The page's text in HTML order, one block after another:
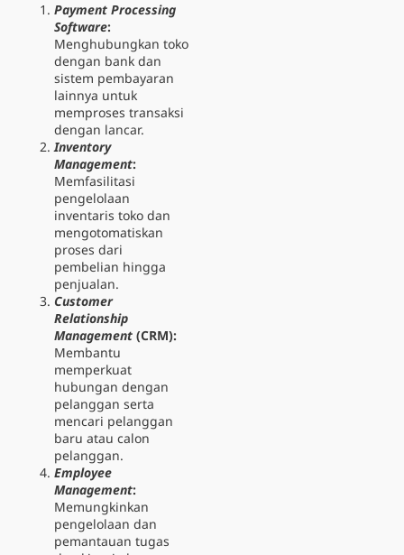
Payment Processing
Software:
Menghubungkan toko
dengan bank dan
sistem pembayaran
lainnya untuk
memproses transaksi
dengan lancar.
Inventory
Management:
Memfasilitasi
pengelolaan
inventaris toko dan
mengotomatiskan
proses dari
pembelian hingga
penjualan.
Customer
Relationship
Management (CRM):
Membantu
memperkuat
hubungan dengan
pelanggan serta
mencari pelanggan
baru atau calon
pelanggan.
Employee
Management:
Memungkinkan
pengelolaan dan
pemantauan tugas